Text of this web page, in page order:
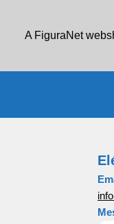
A FiguraNet